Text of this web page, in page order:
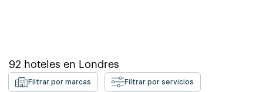
92 hoteles en Londres
Filtrar por marcas Filtrar por servicios